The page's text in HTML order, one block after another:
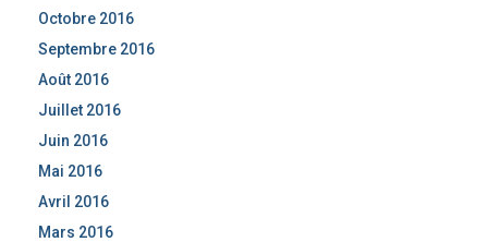
Octobre 2016
Septembre 2016
Août 2016
Juillet 2016
Juin 2016
Mai 2016
Avril 2016
Mars 2016